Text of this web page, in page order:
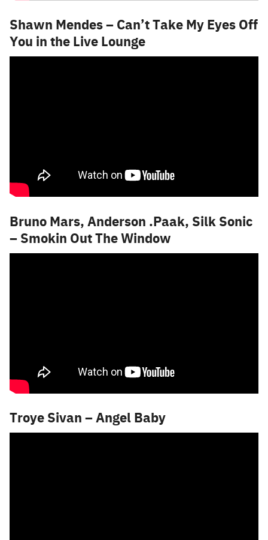
Shawn Mendes – Can’t Take My Eyes Off
You in the Live Lounge
Bruno Mars, Anderson .Paak, Silk Sonic
– Smokin Out The Window
Troye Sivan – Angel Baby